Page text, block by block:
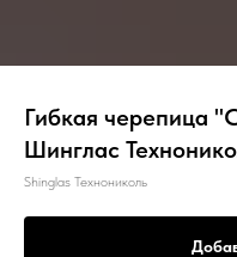
Гибкая черепица
Шинглас
Shinglas Технониколь